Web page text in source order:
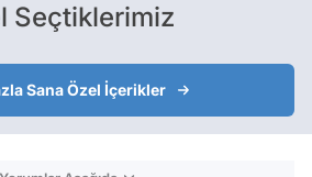
Seçtiklerimiz
Sana Özel İçerikler